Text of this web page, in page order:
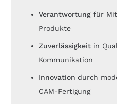
Verantwortung für
Produkte
Zuverlässigkeit in
Kommunikation
Innovation durch
CAM-Fertigung